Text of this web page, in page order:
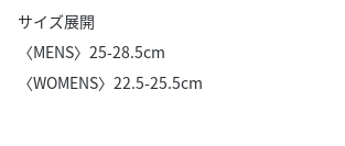
サイズ展開
〈MENS〉25-28.5cm
〈WOMENS〉22.5-25.5cm